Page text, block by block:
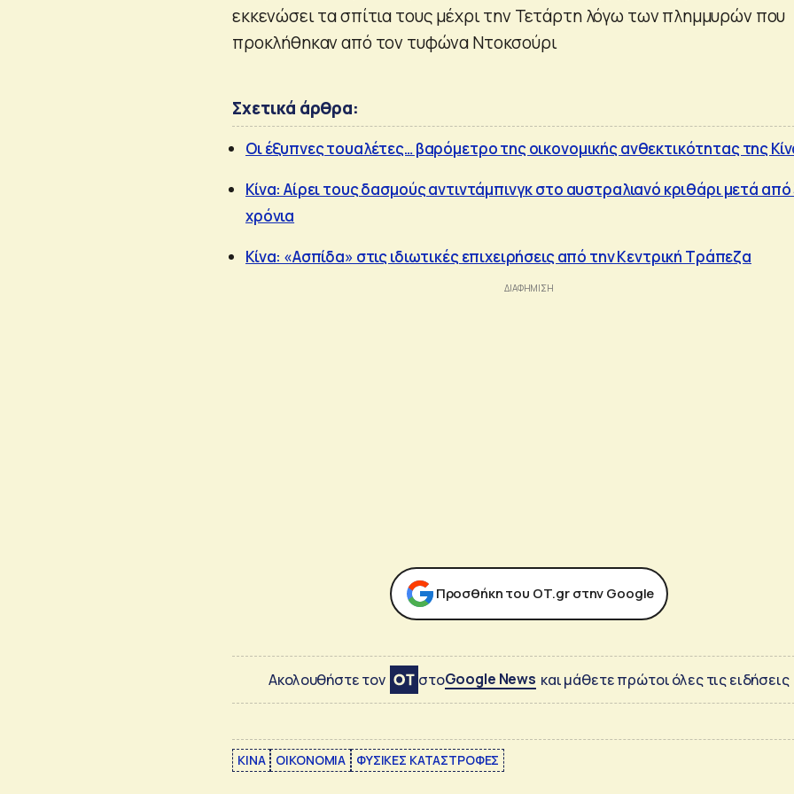
εκκενώσει τα σπίτια τους μέχρι την Τετάρτη λόγω των πλημμυρών που
προκλήθηκαν από τον τυφώνα Ντοκσούρι
Σχετικά άρθρα:
Οι έξυπνες τουαλέτες… βαρόμετρο της οικονομικής ανθεκτικότητας της
Κίνα: Αίρει τους δασμούς αντιντάμπινγκ στο αυστραλιανό κριθάρι μετά από
χρόνια
Κίνα: «Ασπίδα» στις ιδιωτικές επιχειρήσεις από την Κεντρική Τράπεζα
Προσθήκη του ΟΤ.gr στην Google
Ακολουθήστε τον στοGoogle News και μάθετε πρώτοι όλες τις ειδήσεις
ΚΙΝΑ ΟΙΚΟΝΟΜΙΑ ΦΥΣΙΚΕΣ ΚΑΤΑΣΤΡΟΦΕΣ